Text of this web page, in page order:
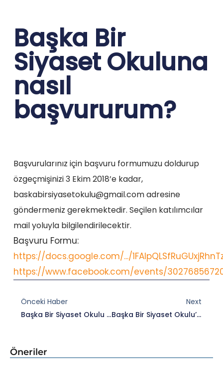
Başka Bir
Siyaset Okuluna
nasıl
başvururum?
Başvurularınız için başvuru formumuzu doldurup
özgeçmişinizi 3 Ekim 2018’e kadar,
baskabirsiyasetokulu@gmail.comadresine
göndermeniz gerekmektedir. Seçilen katılımcılar
mail yoluyla bilgilendirilecektir.
Başvuru Formu:
https://docs.google.com/.../
https://www.facebook.com/events/
Önceki Haber
Başka Bir Siyaset Okulu 2018 İçin Başvurular Açıldı!
Next
Başka Bir Siyaset Okulu’nda Değerli Hocamız Hakan Altınay Bizlerle.
Öneriler